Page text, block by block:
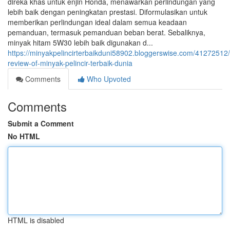
lebih baik dengan peningkatan prestasi. Diformulasikan untuk
memberikan perlindungan ideal dalam semua keadaan
pemanduan, termasuk pemanduan beban berat. Sebaliknya,
minyak hitam 5W30 lebih baik digunakan d...
https://minyakpelincirterbaikduni58902.bloggerswise.com/
review-of-minyak-pelincir-terbaik-dunia
Comments
Who Upvoted
Comments
Submit a Comment
No HTML
HTML is disabled